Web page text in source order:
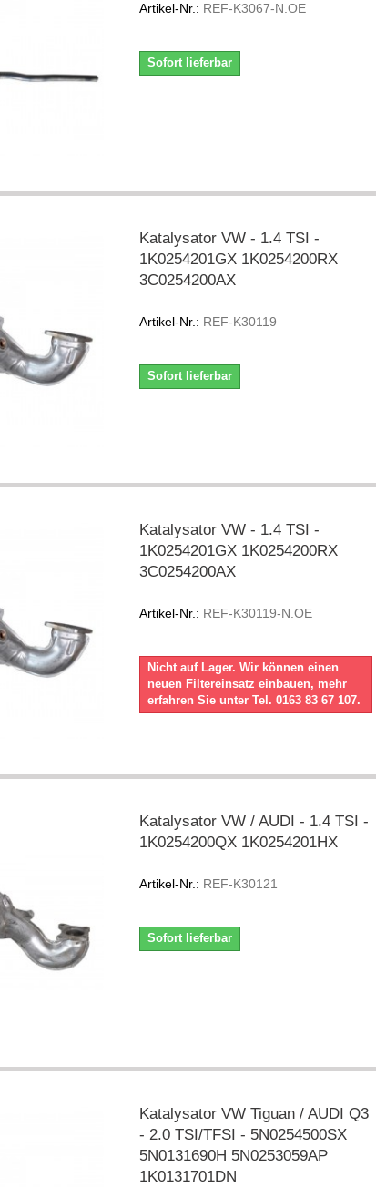
Artikel-Nr.: REF-K3067-N.OE
Sofort lieferbar
Katalysator VW - 1.4 TSI -
1K0254201GX 1K0254200RX
3C0254200AX
Artikel-Nr.: REF-K30119
Sofort lieferbar
Katalysator VW - 1.4 TSI -
1K0254201GX 1K0254200RX
3C0254200AX
Artikel-Nr.: REF-K30119-N.OE
Nicht auf Lager. Wir können einen
neuen Filtereinsatz einbauen, mehr
erfahren Sie unter Tel. 0163 83 67 107.
Katalysator VW / AUDI - 1.4 TSI -
1K0254200QX 1K0254201HX
Artikel-Nr.: REF-K30121
Sofort lieferbar
Katalysator VW Tiguan / AUDI Q3
- 2.0 TSI/TFSI - 5N0254500SX
5N0131690H 5N0253059AP
1K0131701DN